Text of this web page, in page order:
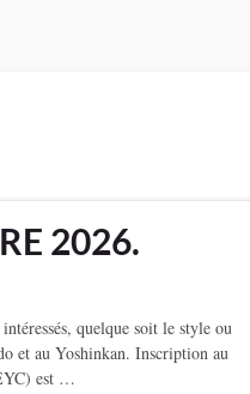
2026.
quelque soit le style ou
et au Yoshinkan. Inscription au
est …